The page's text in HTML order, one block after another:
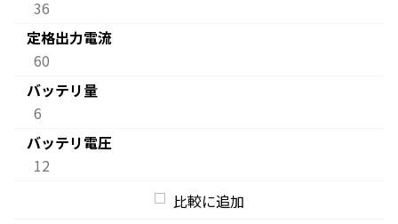
36
定格出力電流
60
バッテリ量
6
バッテリ電圧
12
比較に追加